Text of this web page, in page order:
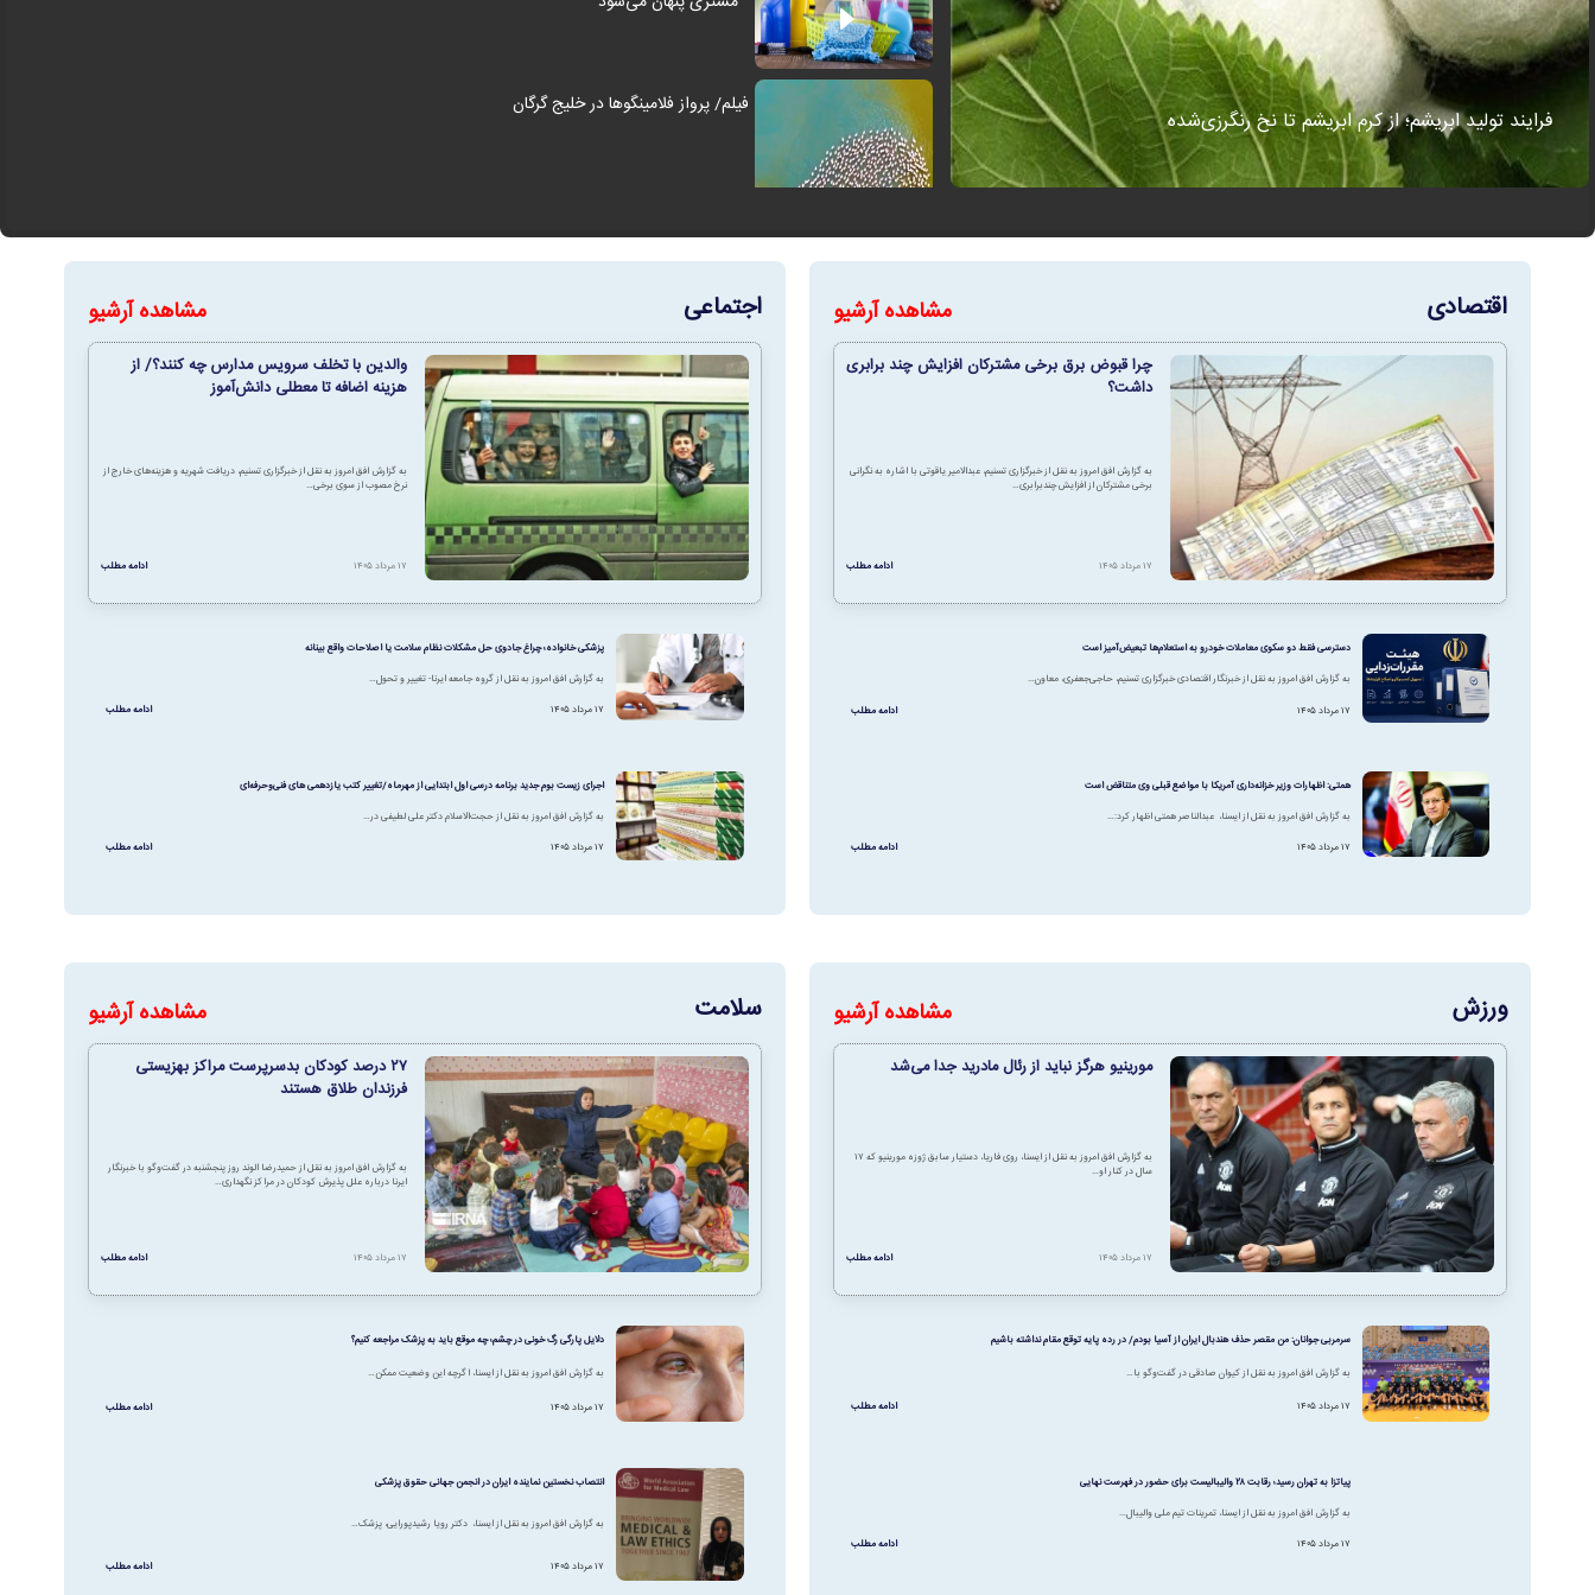
فرایند تولید ابریشم؛ از کرم ابریشم تا نخ رنگرزی‌شده
فیلم/ پرواز فلامینگوها در خلیج گرگان
فیلم/ فوران آتشفشان استرومبولی در ایتالیا
حمله جنایت کارانه به ۹۰ میلیون خاطره
اقتصادی مشاهده آرشیو
چرا قبوض برق برخی مشترکان افزایش چند برابری
داشت؟
به گزارش افق امروز به نقل از خبرگزاری تسنیم، عبدالامیر یاقوتی با اشاره به نگرانی
برخی مشترکان از افزایش چندبرابری…
۱۷ مرداد ۱۴۰۵ ادامه مطلب
دسترسی فقط دو سکوی معاملات خودرو به استعلام‌ها تبعیض‌آمیز است
به گزارش افق امروز به نقل از خبرنگار اقتصادی خبرگزاری تسنیم، حاجی‌جعفری، معاون…
۱۷ مرداد ۱۴۰۵ ادامه مطلب
همتی: اظهارات وزیر خزانه‌داری آمریکا با مواضع قبلی وی متناقض است
به گزارش افق امروز به نقل از ایسنا، عبدالناصر همتی اظهار کرد:…
۱۷ مرداد ۱۴۰۵ ادامه مطلب
اجتماعی مشاهده آرشیو
والدین با تخلف سرویس مدارس چه کنند؟/ از
هزینه اضافه تا معطلی دانش‌آموز
به گزارش افق امروز به نقل از خبرگزاری تسنیم، دریافت شهریه و هزینه‌های خارج از
نرخ مصوب از سوی برخی…
۱۷ مرداد ۱۴۰۵ ادامه مطلب
پزشکی خانواده؛ چراغ جادوی حل مشکلات نظام سلامت یا اصلاحات واقع بینانه
به گزارش افق امروز به نقل از گروه جامعه ایرنا- تغییر و تحول…
۱۷ مرداد ۱۴۰۵ ادامه مطلب
اجرای زیست بوم جدید برنامه درسی اول ابتدایی از مهرماه/تغییر کتب یازدهمی های فنی‌وحرفه‌ای
به گزارش افق امروز به نقل از حجت‌الاسلام دکتر علی لطیفی در…
۱۷ مرداد ۱۴۰۵ ادامه مطلب
ورزش مشاهده آرشیو
مورینیو هرگز نباید از رئال مادرید جدا می‌شد
به گزارش افق امروز به نقل از ایسنا، روی فاریا، دستیار سابق ژوزه مورینیو که ۱۷
سال در کنار او…
۱۷ مرداد ۱۴۰۵ ادامه مطلب
سرمربی جوانان: من مقصر حذف هندبال ایران از آسیا بودم/ در رده پایه توقع مقام نداشته باشیم
به گزارش افق امروز به نقل از کیوان صادقی در گفت‌وگو با…
۱۷ مرداد ۱۴۰۵ ادامه مطلب
پیاتزا به تهران رسید؛ رقابت ۲۸ والیبالیست برای حضور در فهرست نهایی
به گزارش افق امروز به نقل از ایسنا، تمرینات تیم ملی والیبال…
۱۷ مرداد ۱۴۰۵ ادامه مطلب
سلامت مشاهده آرشیو
۲۷ درصد کودکان بدسرپرست مراکز بهزیستی
فرزندان طلاق هستند
به گزارش افق امروز به نقل از حمیدرضا الوند روز پنجشنبه در گفت‌وگو با خبرنگار
ایرنا درباره علل پذیرش کودکان در مراکز نگهداری…
۱۷ مرداد ۱۴۰۵ ادامه مطلب
دلایل پارگی رگ خونی در چشم؛ چه موقع باید به پزشک مراجعه کنیم؟
به گزارش افق امروز به نقل از ایسنا، اگرچه این وضعیت ممکن…
۱۷ مرداد ۱۴۰۵ ادامه مطلب
انتصاب نخستین نماینده ایران در انجمن جهانی حقوق پزشکی
به گزارش افق امروز به نقل از ایسنا، دکتر رویا رشیدپورایی، پزشک…
۱۷ مرداد ۱۴۰۵ ادامه مطلب